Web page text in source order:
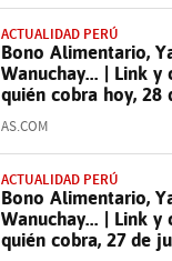
ACTUALIDAD PERÚ
Bono Alimentario,
Wanuchay... | Link
quién cobra hoy, 28
AS.COM
ACTUALIDAD PERÚ
Bono Alimentario,
Wanuchay... | Link
quién cobra, 27 de